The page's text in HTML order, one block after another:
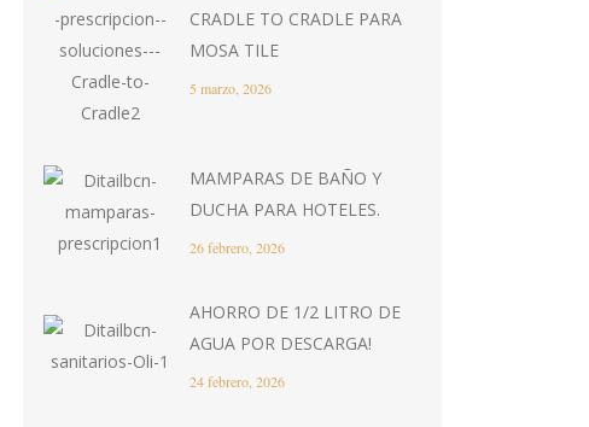
CRADLE TO CRADLE PARA
MOSA TILE
5 marzo, 2026
MAMPARAS DE BAÑO Y
DUCHA PARA HOTELES.
26 febrero, 2026
AHORRO DE 1/2 LITRO DE
AGUA POR DESCARGA!
24 febrero, 2026